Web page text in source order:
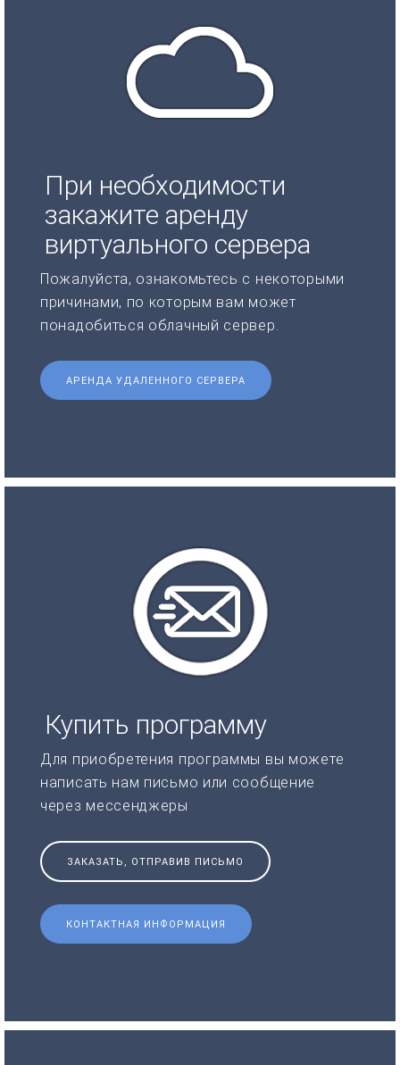
При необходимости
закажите аренду
виртуального сервера
Пожалуйста, ознакомьтесь с некоторыми
причинами, по которым вам может
понадобиться облачный сервер.
АРЕНДА УДАЛЕННОГО СЕРВЕРА
Купить программу
Для приобретения программы вы можете
написать нам письмо или сообщение
через мессенджеры
ЗАКАЗАТЬ, ОТПРАВИВ ПИСЬМО
КОНТАКТНАЯ ИНФОРМАЦИЯ